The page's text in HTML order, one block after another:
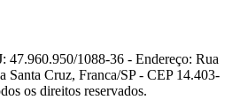
47.960.950/1088-36 - Endereço: Rua
Cruz, Franca/SP - CEP 14.403-
os direitos reservados.